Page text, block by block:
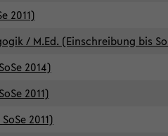
2011)
/ M.Ed. (Einschreibung bis
2014)
2011)
2011)